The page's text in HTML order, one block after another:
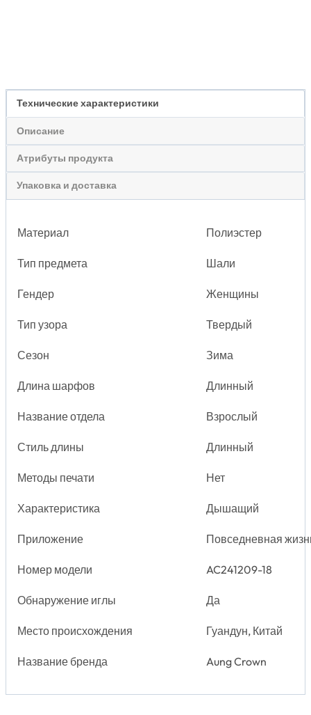
Технические характеристики
Описание
Атрибуты продукта
Упаковка и доставка
Материал Полиэстер
Тип предмета Шали
Гендер Женщины
Тип узора Твердый
Сезон Зима
Длина шарфов Длинный
Название отдела Взрослый
Стиль длины Длинный
Методы печати Нет
Характеристика Дышащий
Приложение Повседневная
Номер модели AC241209-18
Обнаружение иглы Да
Место происхождения Гуандун, Китай
Название бренда Aung Crown